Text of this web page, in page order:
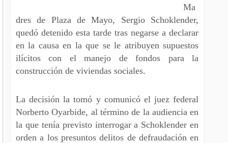
Ma
dres de Plaza de Mayo, Sergio Schoklender,
quedó detenido esta tarde tras negarse a declarar
en la causa en la que se le atribuyen supuestos
ilícitos con el manejo de fondos para la
construcción de viviendas sociales.
La decisión la tomó y comunicó el juez federal
Norberto Oyarbide, al término de la audiencia en
la que tenía previsto interrogar a Schoklender en
orden a los presuntos delitos de defraudación en